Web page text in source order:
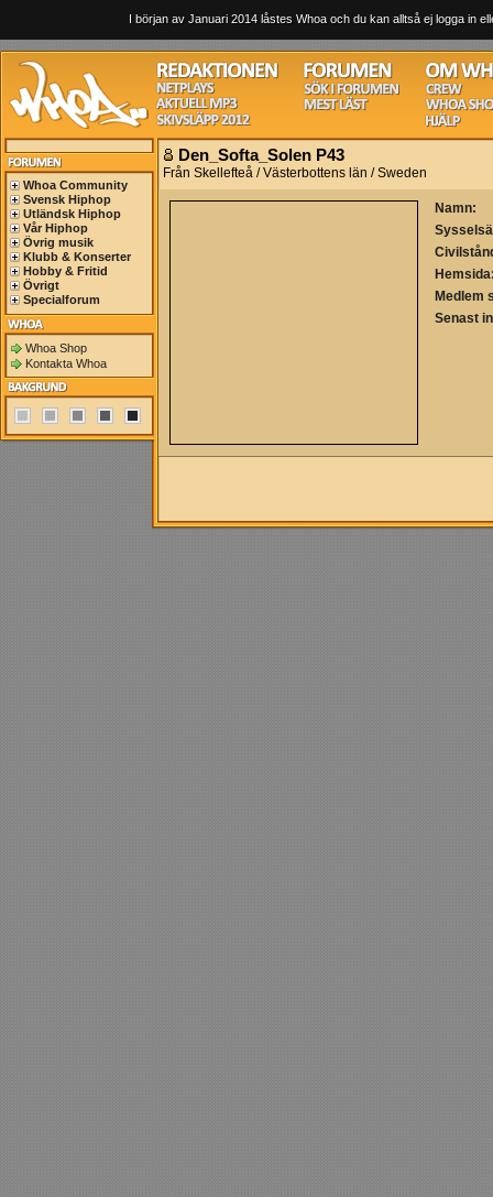
I början av Januari 2014 låstes Whoa och du kan alltså ej logga in
Whoa Community
Svensk Hiphop
Utländsk Hiphop
Vår Hiphop
Övrig musik
Klubb & Konserter
Hobby & Fritid
Övrigt
Specialforum
Whoa Shop
Kontakta Whoa
Den_Softa_Solen P43
Från Skellefteå / Västerbottens län / Sweden
Namn:
Medlem
Senast